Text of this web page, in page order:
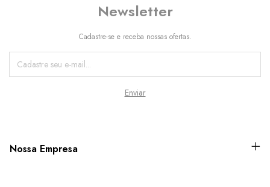
Newsletter
Cadastre-se e receba nossas ofertas.
Nossa Empresa